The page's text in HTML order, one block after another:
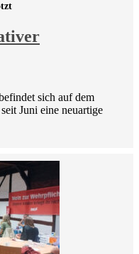
sich auf dem
Juni eine neuartige